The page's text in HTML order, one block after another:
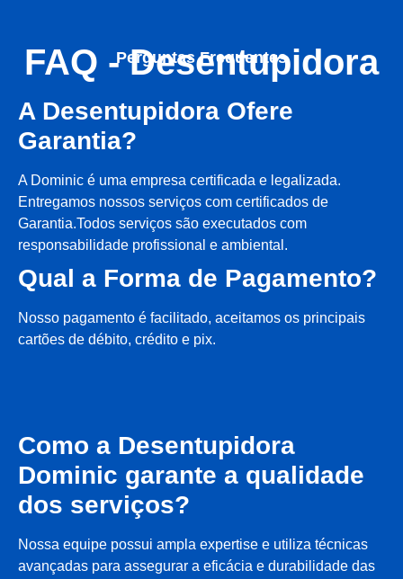
Perguntas Frequentes
FAQ - Desentupidora
A Desentupidora Ofere
Garantia?
A Dominic é uma empresa certificada e legalizada.
Entregamos nossos serviços com certificados de
Garantia.Todos serviços são executados com
responsabilidade profissional e ambiental.
Qual a Forma de Pagamento?
Nosso pagamento é facilitado, aceitamos os principais
cartões de débito, crédito e pix.
Como a Desentupidora
Dominic garante a qualidade
dos serviços?
Nossa equipe possui ampla expertise e utiliza técnicas
avançadas para assegurar a eficácia e durabilidade das